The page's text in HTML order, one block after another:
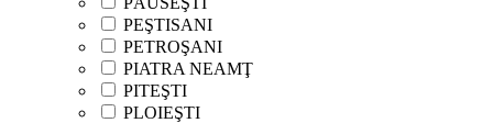
PEŞTISANI
PETROŞANI
PIATRA NEAMŢ
PITEŞTI
PLOIEŞTI